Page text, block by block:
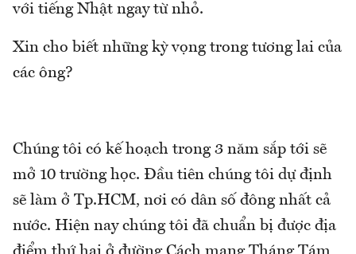
với tiếng Nhật ngay từ nhỏ.
Xin cho biết những kỳ vọng trong tương lai của
các ông?
Chúng tôi có kế hoạch trong 3 năm sắp tới sẽ
mở 10 trường học. Đầu tiên chúng tôi dự định
sẽ làm ở Tp.HCM, nơi có dân số đông nhất cả
nước. Hiện nay chúng tôi đã chuẩn bị được địa